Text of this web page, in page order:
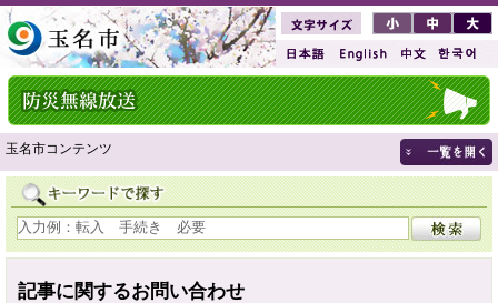
玉名市コンテンツ
記事に関するお問い合わせ